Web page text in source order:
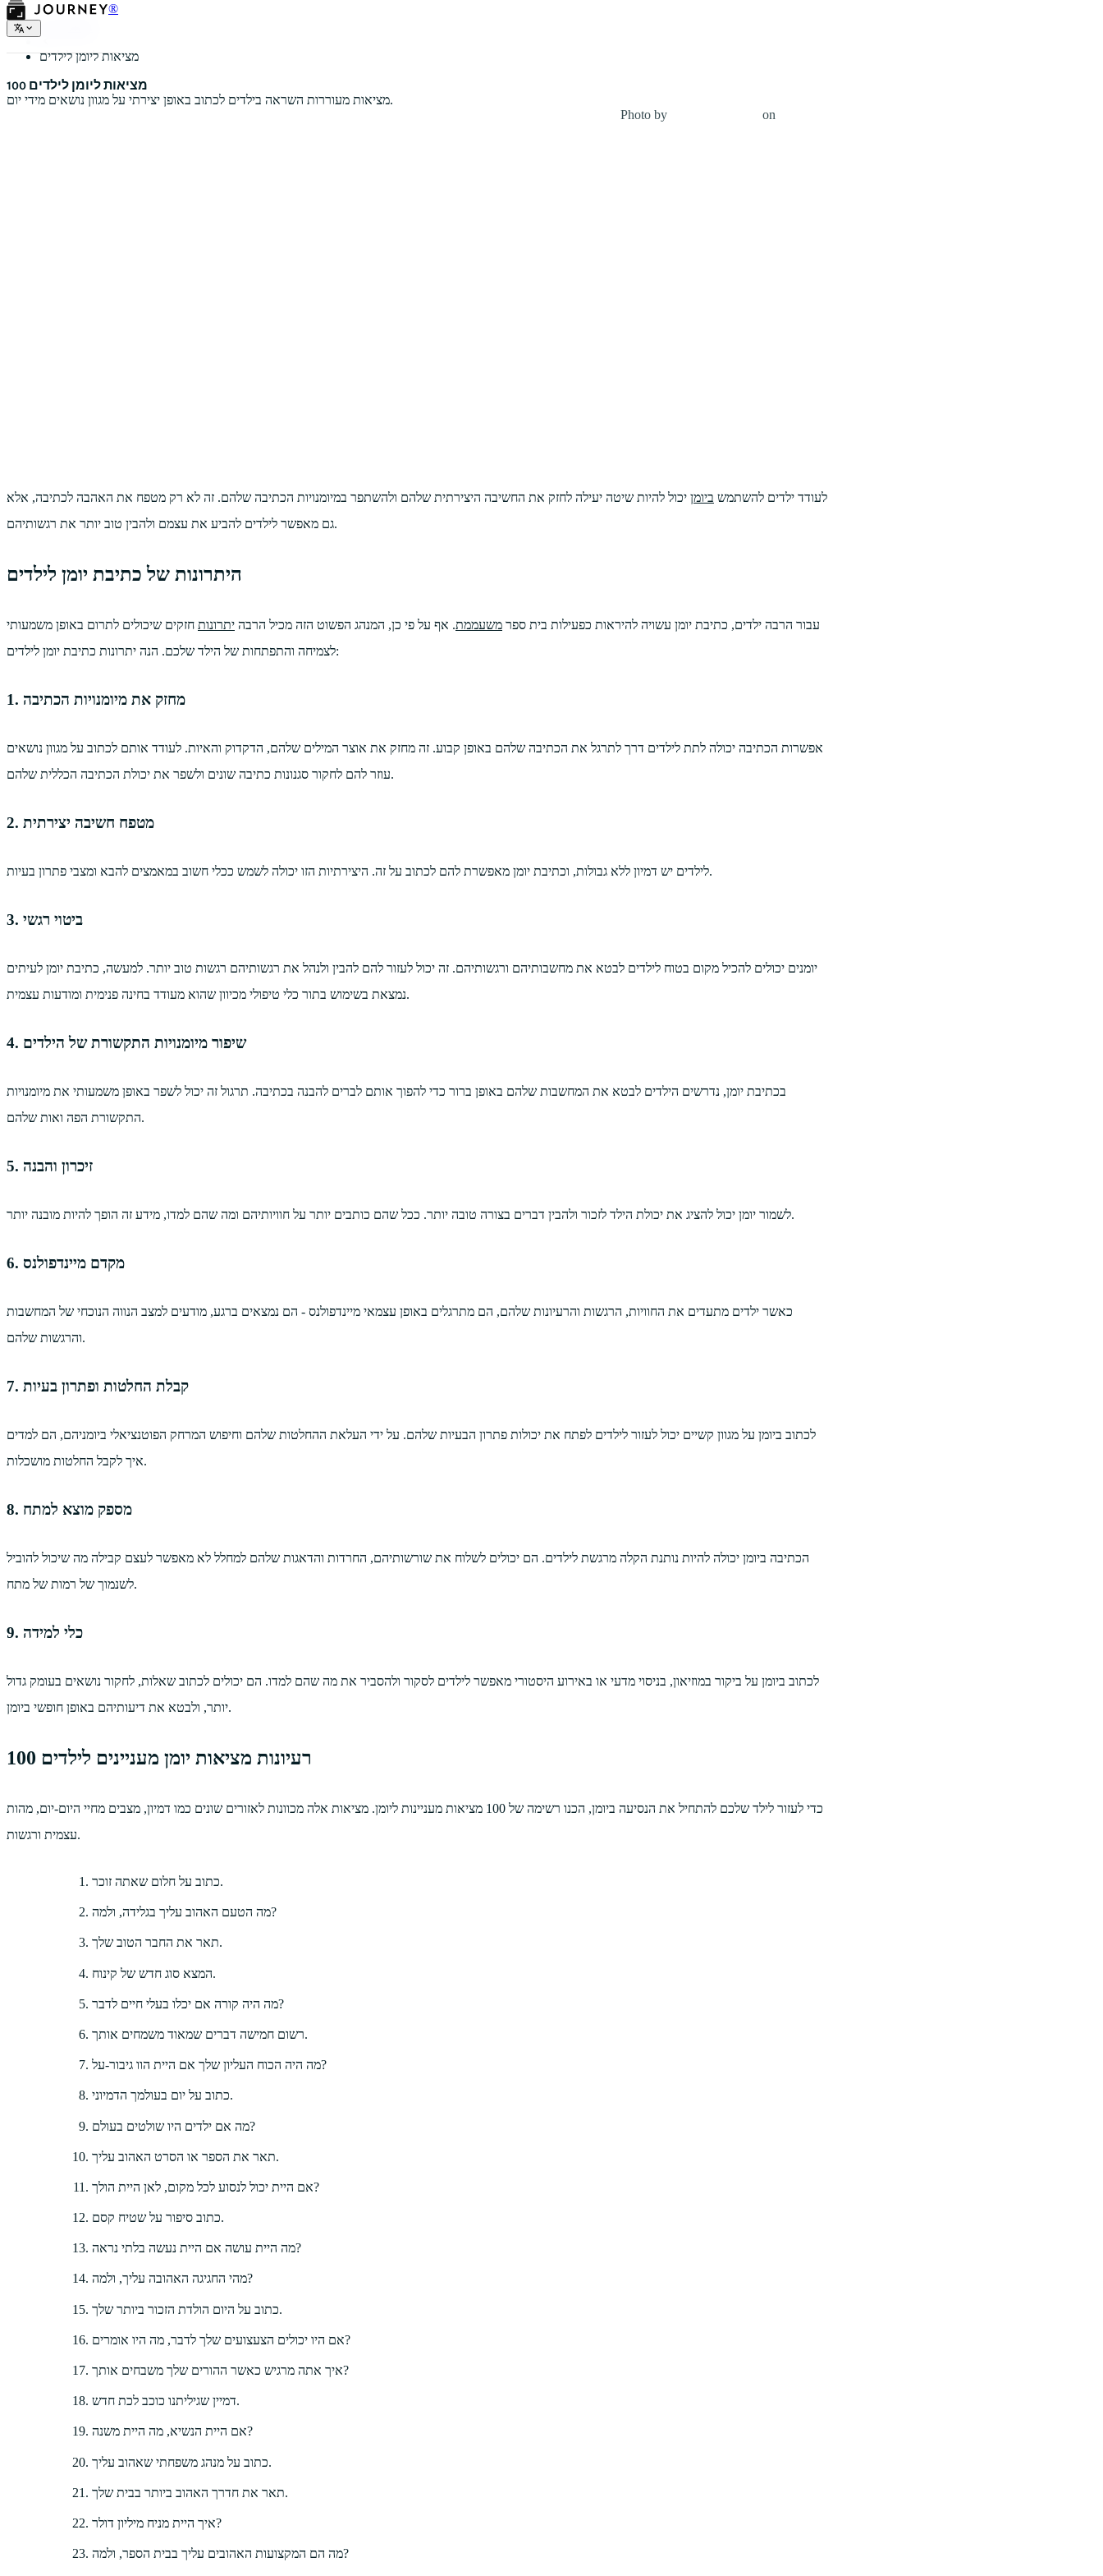
®
משאלי יומן
מציאות ליומן לילדים
100 מציאות ליומן לילדים
מציאות מעוררות השראה בילדים לכתוב באופן יצירתי על מגוון נושאים מידי יום.
Photo by
on
לעודד ילדים להשתמש ביומן יכול להיות שיטה יעילה לחזק את החשיבה היצירתית שלהם ולהשתפר במיומנויות הכתיבה שלהם. זה לא רק מטפח את האהבה לכתיבה, אלא
גם מאפשר לילדים להביע את עצמם ולהבין טוב יותר את רגשותיהם.
היתרונות של כתיבת יומן לילדים
עבור הרבה ילדים, כתיבת יומן עשויה להיראות כפעילות בית ספר משעממת. אף על פי כן, המנהג הפשוט הזה מכיל הרבה יתרונות חזקים שיכולים לתרום באופן משמעותי
לצמיחה והתפתחות של הילד שלכם. הנה יתרונות כתיבת יומן לילדים:
1. מחזק את מיומנויות הכתיבה
אפשרות הכתיבה יכולה לתת לילדים דרך לתרגל את הכתיבה שלהם באופן קבוע. זה מחזק את אוצר המילים שלהם, הדקדוק והאיות. לעודד אותם לכתוב על מגוון נושאים
עוזר להם לחקור סגנונות כתיבה שונים ולשפר את יכולת הכתיבה הכללית שלהם.
2. מטפח חשיבה יצירתית
לילדים יש דמיון ללא גבולות, וכתיבת יומן מאפשרת להם לכתוב על זה. היצירתיות הזו יכולה לשמש ככלי חשוב במאמצים להבא ומצבי פתרון בעיות.
3. ביטוי רגשי
יומנים יכולים להכיל מקום בטוח לילדים לבטא את מחשבותיהם ורגשותיהם. זה יכול לעזור להם להבין ולנהל את רגשותיהם רגשות טוב יותר. למעשה, כתיבת יומן לעיתים
נמצאת בשימוש בתור כלי טיפולי מכיוון שהוא מעודד בחינה פנימית ומודעות עצמית.
4. שיפור מיומנויות התקשורת של הילדים
בכתיבת יומן, נדרשים הילדים לבטא את המחשבות שלהם באופן ברור כדי להפוך אותם לברים להבנה בכתיבה. תרגול זה יכול לשפר באופן משמעותי את מיומנויות
התקשורת הפה ואות שלהם.
5. זיכרון והבנה
לשמור יומן יכול להציג את יכולת הילד לזכור ולהבין דברים בצורה טובה יותר. ככל שהם כותבים יותר על חוויותיהם ומה שהם למדו, מידע זה הופך להיות מובנה יותר.
6. מקדם מיינדפולנס
כאשר ילדים מתעדים את החוויות, הרגשות והרעיונות שלהם, הם מתרגלים באופן עצמאי מיינדפולנס - הם נמצאים ברגע, מודעים למצב הנווה הנוכחי של המחשבות
והרגשות שלהם.
7. קבלת החלטות ופתרון בעיות
לכתוב ביומן על מגוון קשיים יכול לעזור לילדים לפתח את יכולות פתרון הבעיות שלהם. על ידי העלאת ההחלטות שלהם וחיפוש המרחק הפוטנציאלי ביומניהם, הם למדים
איך לקבל החלטות מושכלות.
8. מספק מוצא למתח
הכתיבה ביומן יכולה להיות נותנת הקלה מרגשת לילדים. הם יכולים לשלוח את שורשותיהם, החרדות והדאגות שלהם למחלל לא מאפשר לעצם קבילה מה שיכול להוביל
לשנמוך של רמות של מתח.
9. כלי למידה
לכתוב ביומן על ביקור במוזיאון, בניסוי מדעי או באירוע היסטורי מאפשר לילדים לסקור ולהסביר את מה שהם למדו. הם יכולים לכתוב שאלות, לחקור נושאים בעומק גדול
יותר, ולבטא את דיעותיהם באופן חופשי ביומן.
100 רעיונות מציאות יומן מעניינים לילדים
כדי לעזור לילד שלכם להתחיל את הנסיעה ביומן, הכנו רשימה של 100 מציאות מעניינות ליומן. מציאות אלה מכוונות לאזורים שונים כמו דמיון, מצבים מחיי היום-יום, מהות
עצמית ורגשות.
כתוב על חלום שאתה זוכר.
מה הטעם האהוב עליך בגלידה, ולמה?
תאר את החבר הטוב שלך.
המצא סוג חדש של קינוח.
מה היה קורה אם יכלו בעלי חיים לדבר?
רשום חמישה דברים שמאוד משמחים אותך.
מה היה הכוח העליון שלך אם היית הוו גיבור-על?
כתוב על יום בעולמך הדמיוני.
מה אם ילדים היו שולטים בעולם?
תאר את הספר או הסרט האהוב עליך.
אם היית יכול לנסוע לכל מקום, לאן היית הולך?
כתוב סיפור על שטיח קסם.
מה היית עושה אם היית נעשה בלתי נראה?
מהי החגיגה האהובה עליך, ולמה?
כתוב על היום הולדת הזכור ביותר שלך.
אם היו יכולים הצעצועים שלך לדבר, מה היו אומרים?
איך אתה מרגיש כאשר ההורים שלך משבחים אותך?
דמיין שגיליתנו כוכב לכת חדש.
אם היית הנשיא, מה היית משנה?
כתוב על מנהג משפחתי שאהוב עליך.
תאר את חדרך האהוב ביותר בבית שלך.
איך היית מניח מיליון דולר?
מה הם המקצועות האהובים עליך בבית הספר, ולמה?